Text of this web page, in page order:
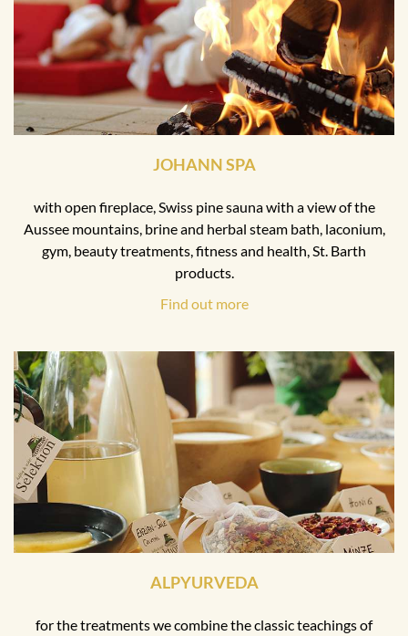
JOHANN SPA
with open fireplace, Swiss pine sauna with a view of the
Aussee mountains, brine and herbal steam bath, laconium,
gym, beauty treatments, fitness and health, St. Barth
products.
Find out more
ALPYURVEDA
for the treatments we combine the classic teachings of